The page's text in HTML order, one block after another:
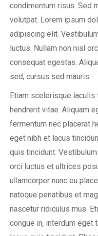
condimentum risus. Sed
volutpat. Lorem ipsum
adipiscing elit.
luctus. Nullam non nisl
consequat egestas.
sed, cursus sed mauris.
Etiam scelerisque
hendrerit vitae. Aliquam
fermentum nec placerat
eget nibh et lacus
quis tincidunt.
orci luctus et ultrices
ullamcorper nunc eu
natoque penatibus et
nascetur ridiculus mus.
congue in, interdum eget